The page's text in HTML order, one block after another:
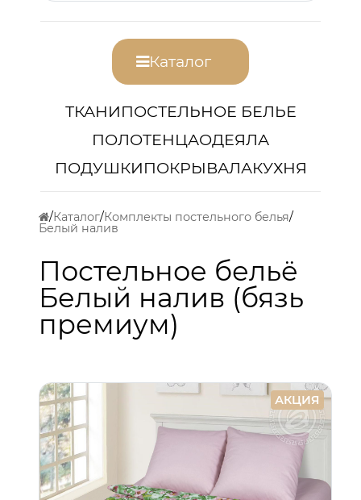
Каталог
ТКАНИПОСТЕЛЬНОЕ БЕЛЬЕ
ПОЛОТЕНЦАОДЕЯЛА
ПОДУШКИПОКРЫВАЛАКУХНЯ
Каталог Комплекты постельного белья
Белый налив
Постельное бельё
Белый налив (бязь
премиум)
АКЦИЯ